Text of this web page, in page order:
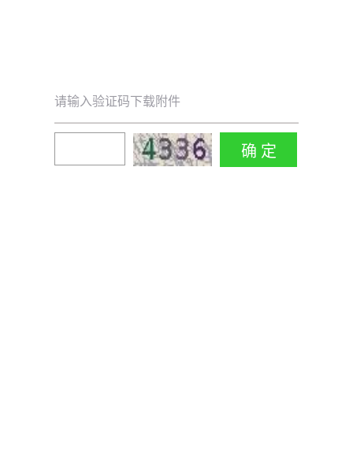
请输入验证码下载附件